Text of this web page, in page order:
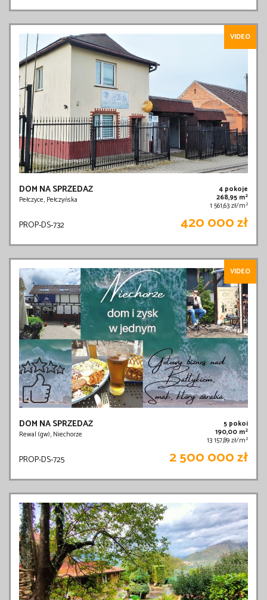
VIDEO
DOM NA SPRZEDAŻ
Pełczyce, Pełczyńska
4 pokoje
268,95 m2
1 561,63 zł/m2
PROP-DS-732 420 000 zł
VIDEO
DOM NA SPRZEDAŻ
Rewal (gw), Niechorze
5 pokoi
190,00 m2
13 157,89 zł/m2
PROP-DS-725 2 500 000 zł